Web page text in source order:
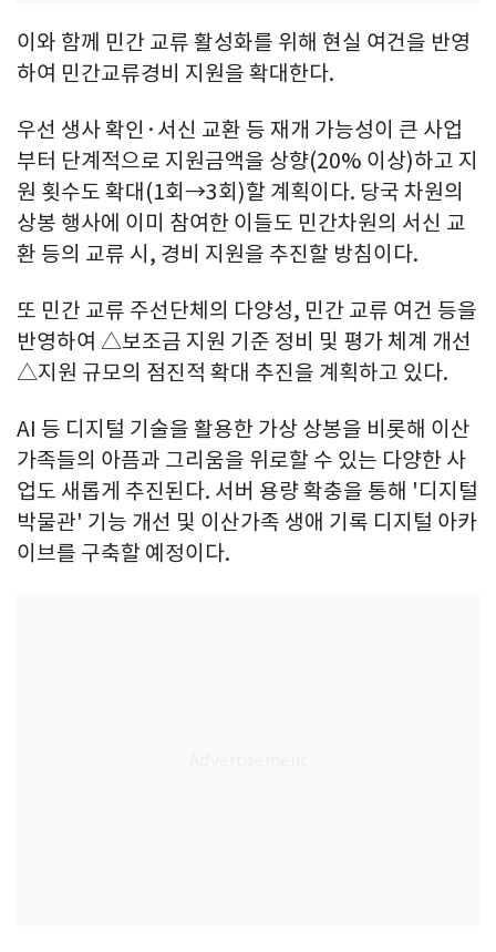
이와 함께 민간 교류 활성화를 위해 현실 여건을 반영
하여 민간교류경비 지원을 확대한다.
우선 생사 확인·서신 교환 등 재개 가능성이 큰 사업
부터 단계적으로 지원금액을 상향(20% 이상)하고 지
원 횟수도 확대(1회→3회)할 계획이다. 당국 차원의
상봉 행사에 이미 참여한 이들도 민간차원의 서신 교
환 등의 교류 시, 경비 지원을 추진할 방침이다.
또 민간 교류 주선단체의 다양성, 민간 교류 여건 등을
반영하여 △보조금 지원 기준 정비 및 평가 체계 개선
△지원 규모의 점진적 확대 추진을 계획하고 있다.
AI 등 디지털 기술을 활용한 가상 상봉을 비롯해 이산
가족들의 아픔과 그리움을 위로할 수 있는 다양한 사
업도 새롭게 추진된다. 서버 용량 확충을 통해 '디지털
박물관' 기능 개선 및 이산가족 생애 기록 디지털 아카
이브를 구축할 예정이다.